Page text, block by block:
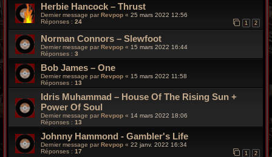
Herbie Hancock – Thrust
Dernier message parRevpop « 25 mars 2022 12:56
Réponses : 24 1 2
Norman Connors – Slewfoot
Dernier message par Revpop « 15 mars 2022 16:44
Réponses : 3
Bob James – One
Dernier message parRevpop « 15 mars 2022 11:58
Réponses : 13
Idris Muhammad – House Of The Rising Sun +
Power Of Soul
Dernier message par Revpop « 14 mars 2022 18:06
Réponses : 13
Johnny Hammond - Gambler's Life
Dernier message parRevpop « 22 janv. 2022 16:34
Réponses : 17 1 2